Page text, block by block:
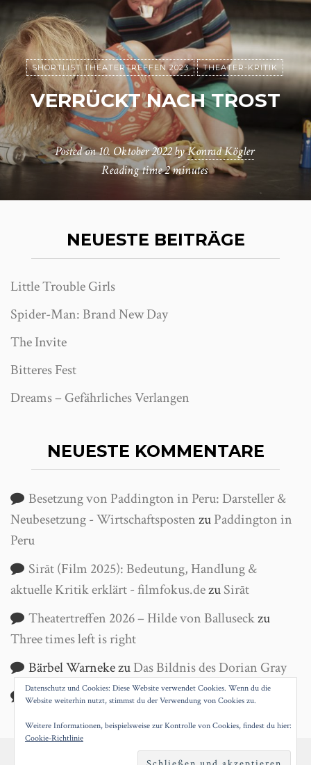
SHORTLIST THEATERTREFFEN 2023 THEATER-KRITIK
VERRÜCKT NACH TROST
Posted on10. Oktober 2022 byKonrad Kögler
Reading time2 minutes
NEUESTE BEITRÄGE
Little Trouble Girls
Spider-Man: Brand New Day
The Invite
Bitteres Fest
Dreams – Gefährliches Verlangen
NEUESTE KOMMENTARE
Besetzung von Paddington in Peru: Darsteller &
Neubesetzung - WirtschaftspostenzuPaddington in
Peru
Sirāt (Film 2025): Bedeutung, Handlung &
aktuelle Kritik erklärt - filmfokus.dezuSirāt
Theatertreffen 2026 – Hilde von Balluseckzu
Three times left is right
Bärbel WarnekezuDas Bildnis des Dorian Gray
Helga WankezuAntigone
PROUDLY POWERED BY WORDPRESS |THEME:
Datenschutz und Cookies: Diese Website verwendet Cookies. Wenn du die
Website weiterhin nutzt, stimmst du der Verwendung von Cookies zu.
Weitere Informationen, beispielsweise zur Kontrolle von Cookies, findest du hier:
Cookie-Richtlinie